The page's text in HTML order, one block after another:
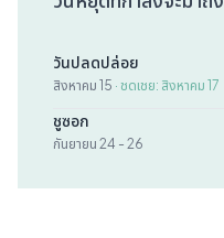
วันปลดปล่อย
สิงหาคม 15 · ชดเชย: สิงหาคม 17
ชูซอก
กันยายน 24 - 26